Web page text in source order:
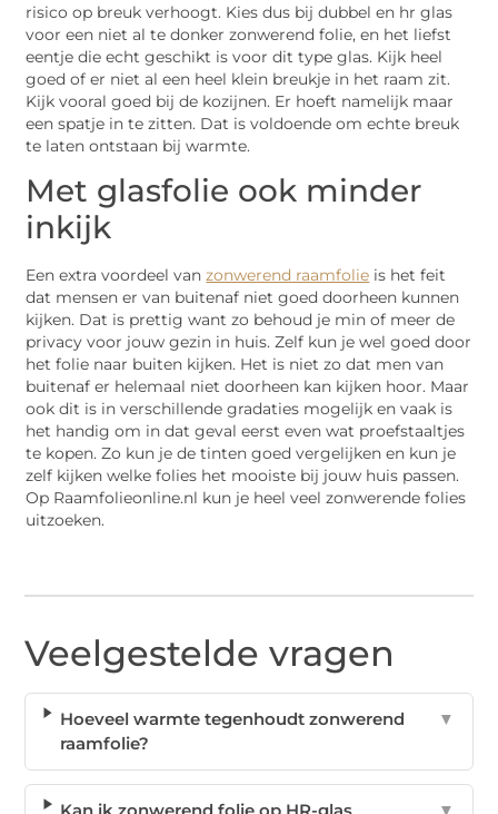
risico op breuk verhoogt. Kies dus bij dubbel en hr glas
voor een niet al te donker zonwerend folie, en het liefst
eentje die echt geschikt is voor dit type glas. Kijk heel
goed of er niet al een heel klein breukje in het raam zit.
Kijk vooral goed bij de kozijnen. Er hoeft namelijk maar
een spatje in te zitten. Dat is voldoende om echte breuk
te laten ontstaan bij warmte.
Met glasfolie ook minder
inkijk
Een extra voordeel vanzonwerend raamfolie is het feit
dat mensen er van buitenaf niet goed doorheen kunnen
kijken. Dat is prettig want zo behoud je min of meer de
privacy voor jouw gezin in huis. Zelf kun je wel goed door
het folie naar buiten kijken. Het is niet zo dat men van
buitenaf er helemaal niet doorheen kan kijken hoor. Maar
ook dit is in verschillende gradaties mogelijk en vaak is
het handig om in dat geval eerst even wat proefstaaltjes
te kopen. Zo kun je de tinten goed vergelijken en kun je
zelf kijken welke folies het mooiste bij jouw huis passen.
Op Raamfolieonline.nl kun je heel veel zonwerende folies
uitzoeken.
Veelgestelde vragen
Hoeveel warmte tegenhoudt zonwerend
raamfolie?
▼